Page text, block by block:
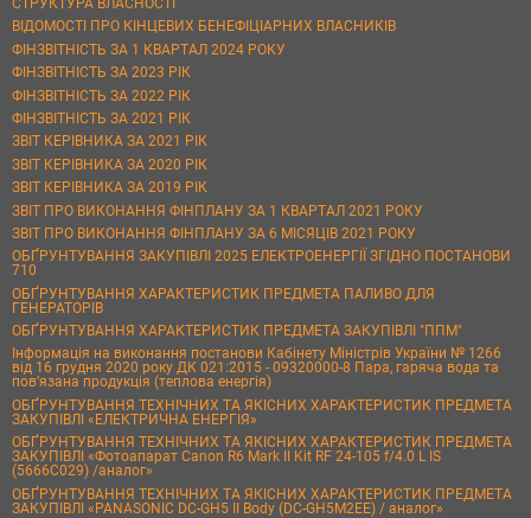
СТРУКТУРА ВЛАСНОСТІ
ВІДОМОСТІ ПРО КІНЦЕВИХ БЕНЕФІЦІАРНИХ ВЛАСНИКІВ
ФІНЗВІТНІСТЬ ЗА 1 КВАРТАЛ 2024 РОКУ
ФІНЗВІТНІСТЬ ЗА 2023 РІК
ФІНЗВІТНІСТЬ ЗА 2022 РІК
ФІНЗВІТНІСТЬ ЗА 2021 РІК
ЗВІТ КЕРІВНИКА ЗА 2021 РІК
ЗВІТ КЕРІВНИКА ЗА 2020 РІК
ЗВІТ КЕРІВНИКА ЗА 2019 РІК
ЗВІТ ПРО ВИКОНАННЯ ФІНПЛАНУ ЗА 1 КВАРТАЛ 2021 РОКУ
ЗВІТ ПРО ВИКОНАННЯ ФІНПЛАНУ ЗА 6 МІСЯЦІВ 2021 РОКУ
ОБҐРУНТУВАННЯ ЗАКУПІВЛІ 2025 ЕЛЕКТРОЕНЕРГІЇ ЗГІДНО ПОСТАНОВИ
710
ОБҐРУНТУВАННЯ ХАРАКТЕРИСТИК ПРЕДМЕТА ПАЛИВО ДЛЯ
ГЕНЕРАТОРІВ
ОБҐРУНТУВАННЯ ХАРАКТЕРИСТИК ПРЕДМЕТА ЗАКУПІВЛІ "ППМ"
Інформація на виконання постанови Кабінету Міністрів України № 1266
від 16 грудня 2020 року ДК 021:2015 - 09320000-8 Пара, гаряча вода та
пов’язана продукція (теплова енергія)
ОБҐРУНТУВАННЯ ТЕХНІЧНИХ ТА ЯКІСНИХ ХАРАКТЕРИСТИК ПРЕДМЕТА
ЗАКУПІВЛІ «ЕЛЕКТРИЧНА ЕНЕРГІЯ»
ОБҐРУНТУВАННЯ ТЕХНІЧНИХ ТА ЯКІСНИХ ХАРАКТЕРИСТИК ПРЕДМЕТА
ЗАКУПІВЛІ «Фотоапарат Canon R6 Mark II Kit RF 24-105 f/4.0 L IS
(5666C029) /аналог»
ОБҐРУНТУВАННЯ ТЕХНІЧНИХ ТА ЯКІСНИХ ХАРАКТЕРИСТИК ПРЕДМЕТА
ЗАКУПІВЛІ «PANASONIC DC-GH5 II Body (DC-GH5M2EE) / аналог»